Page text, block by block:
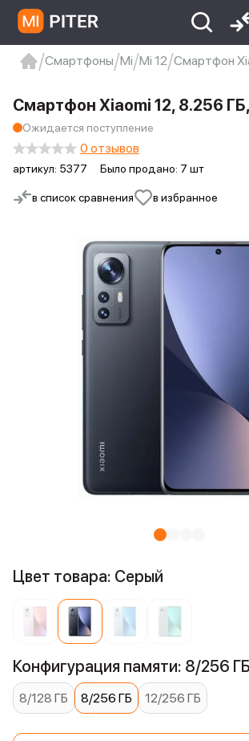
Xiaomi 9 про
xiaomi redmi 12c
Смартфоны Mi Mi 12 Смартфон
в список сравнения в избранное
Смартфон Xiaomi 12, 8.256
Ожидается поступление
артикул: 5377 Было продано: 7 шт
0 отзывов
Цвет товара: Серый
Конфигурация памяти: 8/256 ГБ
8/128 ГБ 8/256 ГБ 12/256 ГБ